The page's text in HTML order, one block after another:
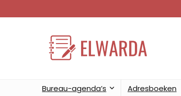
Bureau-agenda’s Adresboeken